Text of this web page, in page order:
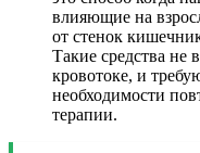
влияющие на
от стенок
Такие средства не
кровотоке, и
необходимости
терапии.